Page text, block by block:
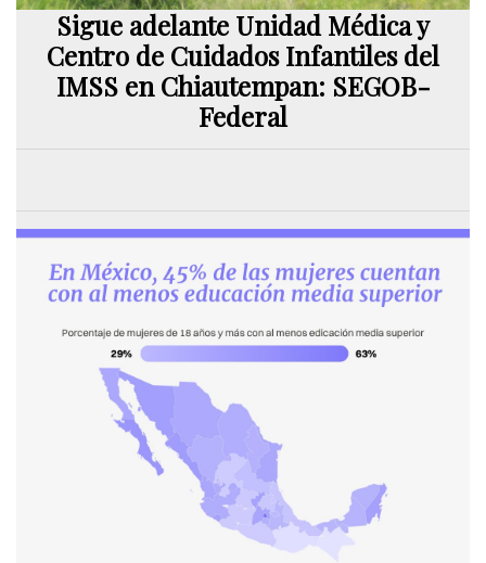
Sigue adelante Unidad Médica y
Centro de Cuidados Infantiles del
IMSS en Chiautempan: SEGOB-
Federal